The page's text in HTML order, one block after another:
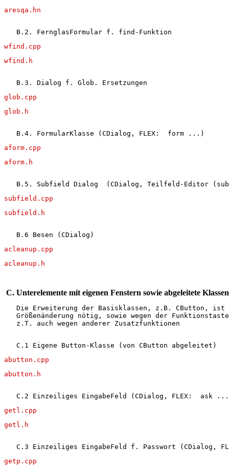
aresqa.hn
B.2. FernglasFormular f. find-Funktion
wfind.cpp
wfind.h
B.3. Dialog f. Glob. Ersetzungen
glob.cpp
glob.h
B.4. FormularKlasse (CDialog, FLEX:  form ...)
aform.cpp
aform.h
B.5. Subfield Dialog  (CDialog, Teilfeld-Editor
subfield.cpp
subfield.h
B.6 Besen (CDialog)
acleanup.cpp
acleanup.h
C. Unterelemente mit eigenen Fenstern sowie abgeleitete Klassen
Die Erweiterung der Basisklassen, z.B. CButton, ist
Größenänderung nötig, sowie wegen der
z.T. auch wegen anderer Zusatzfunktionen
C.1 Eigene Button-Klasse (von CButton abgeleitet)
abutton.cpp
abutton.h
C.2 Einzeiliges EingabeFeld (CDialog, FLEX:  ask
getl.cpp
getl.h
C.3 Einzeiliges EingabeFeld f. Passwort (CDialog,
getp.cpp